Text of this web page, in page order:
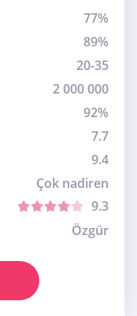
77%
89%
20-35
2 000 000
92%
7.7
9.4
Çok nadiren
9.3
Özgür